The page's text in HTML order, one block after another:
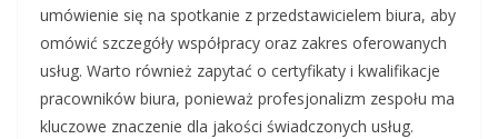
umówienie się na spotkanie z przedstawicielem biura, aby
omówić szczegóły współpracy oraz zakres oferowanych
usług. Warto również zapytać o certyfikaty i kwalifikacje
pracowników biura, ponieważ profesjonalizm zespołu ma
kluczowe znaczenie dla jakości świadczonych usług.